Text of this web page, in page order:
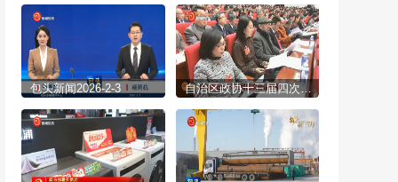
包头新闻2026-2-3 自治区政协十三届四次会议开幕